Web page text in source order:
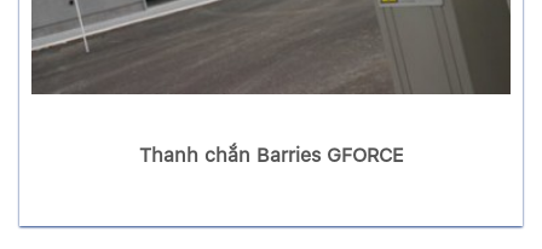
Thanh chắn Barries GFORCE